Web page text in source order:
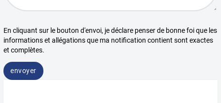
En cliquant sur le bouton d'envoi, je déclare penser de bonne foi que les
informations et allégations que ma notification contient sont exactes
et complètes.
envoyer